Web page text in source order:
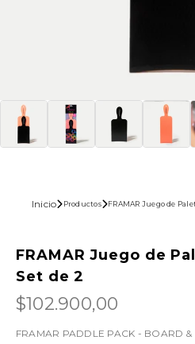
Inicio Productos FRAMAR Juego de
FRAMAR Juego de
Set de 2
$102.900,00
FRAMAR PADDLE PACK - BOARD